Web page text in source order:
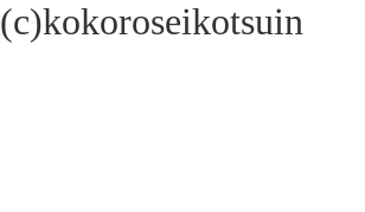
(c)kokoroseikotsuin